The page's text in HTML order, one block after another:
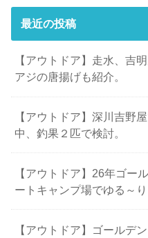
最近の投稿
【アウトドア】走水、吉
アジの唐揚げも紹介。
【アウトドア】深川吉
中、釣果２匹で検討。
【アウトドア】26年ゴ
ートキャンプ場でゆる～
【アウトドア】ゴールデ